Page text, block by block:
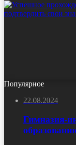
Популярное
22.08.2024
Гимназия-